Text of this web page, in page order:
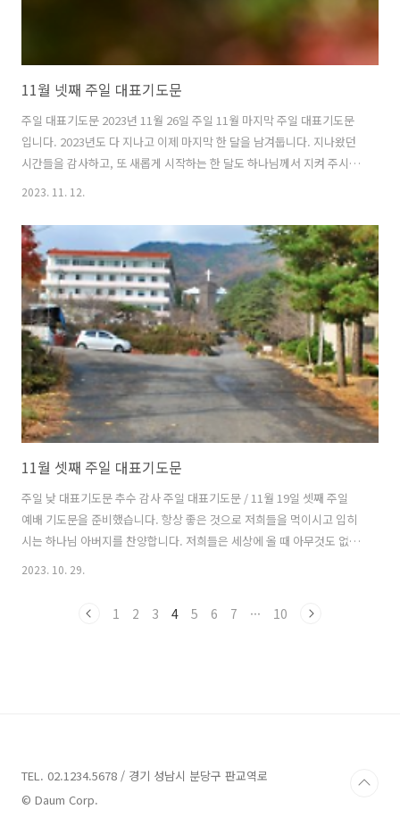
11월 넷째 주일 대표기도문
주일 대표기도문 2023년 11월 26일 주일 11월 마지막 주일 대표기도문
입니다. 2023년도 다 지나고 이제 마지막 한 달을 남겨둡니다. 지나왔던
시간들을 감사하고, 또 새롭게 시작하는 한 달도 하나님께서 지켜 주시기
를 기도합니다. 11월의 마지막 주는 대부분 교회에서 기관총회를 하게
님, 지난 주일 추수 감사 주일을 보내며 한 해 동안 지나왔던 시간들을 돌
아보며 감사의 시간을 갖게 하신 것을 감사합니다. 하나님의 선하심과 능
력과 사랑을 마음껏 찬양하길 원합니다. 오늘도 우리의 심령 속에 임재하
시사 영안을 열어 하나님의 높으심과 위대하심과 능력을 보게 하소서. 모
든 것이 하나님의 것이요, 만물은 주님의 것입니다. 우리가 가진 것, 소..
2023. 11. 12.
11월 셋째 주일 대표기도문
주일 낮 대표기도문 추수 감사 주일 대표기도문 / 11월 19일 셋째 주일
예배 기도문을 준비했습니다. 항상 좋은 것으로 저희들을 먹이시고 입히
시는 하나님 아버지를 찬양합니다. 저희들은 세상에 올 때 아무것도 없었
습니다. 인생은 빈손으로 왔다 빈손으로 가는 것이라 하셨습니다. 그럼에
니다. 하나님이 사랑이 너무나 감사하고 감사합니다. 자비로운 하나님 아
2023. 10. 29.
1 2 3 4 5 6 7 ··· 10
TEL. 02.1234.5678 / 경기 성남시 분당구 판교역로
© Daum Corp.